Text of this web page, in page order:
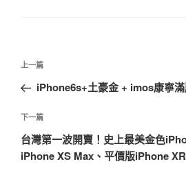
文
導
覽
上
一
文
章
上一篇
iPhone6s+土豪金 + imos康寧
下
一
篇
下一篇
台灣第一波開賣！史上最美金色
iPhone XS Max、平價版iPhone